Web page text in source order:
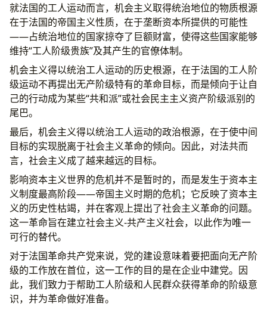
就法国的工人运动而言，机会主义取得统治地位的物质根源
在于法国的帝国主义性质，在于垄断资本所提供的可能性
——占统治地位的国家掠夺了巨额财富，使得这些国家能够
维持“工人阶级贵族”及其产生的官僚体制。
机会主义得以统治工人运动的历史根源，在于法国的工人阶
级运动不再提出无产阶级特有的革命目标，而是倾向于让自
己的行动成为某些“共和派”或社会民主主义资产阶级派别的
尾巴。
最后，机会主义得以统治工人运动的政治根源，在于使中间
目标的实现脱离于社会主义革命的倾向。因此，对法共而
言，社会主义成了越来越远的目标。
影响资本主义世界的危机并不是暂时的，而是发生于资本主
义制度最高阶段——帝国主义时期的危机；它反映了资本主
义的历史性枯竭，并在客观上提出了社会主义革命的问题。
这一革命旨在建立社会主义-共产主义社会，以此作为唯一
可行的替代。
对于法国革命共产党来说，党的建设意味着要把面向无产阶
级的工作放在首位，这一工作的目的是在企业中建党。因
此，我们致力于帮助工人阶级和人民群众获得革命的阶级意
识，并为革命做好准备。